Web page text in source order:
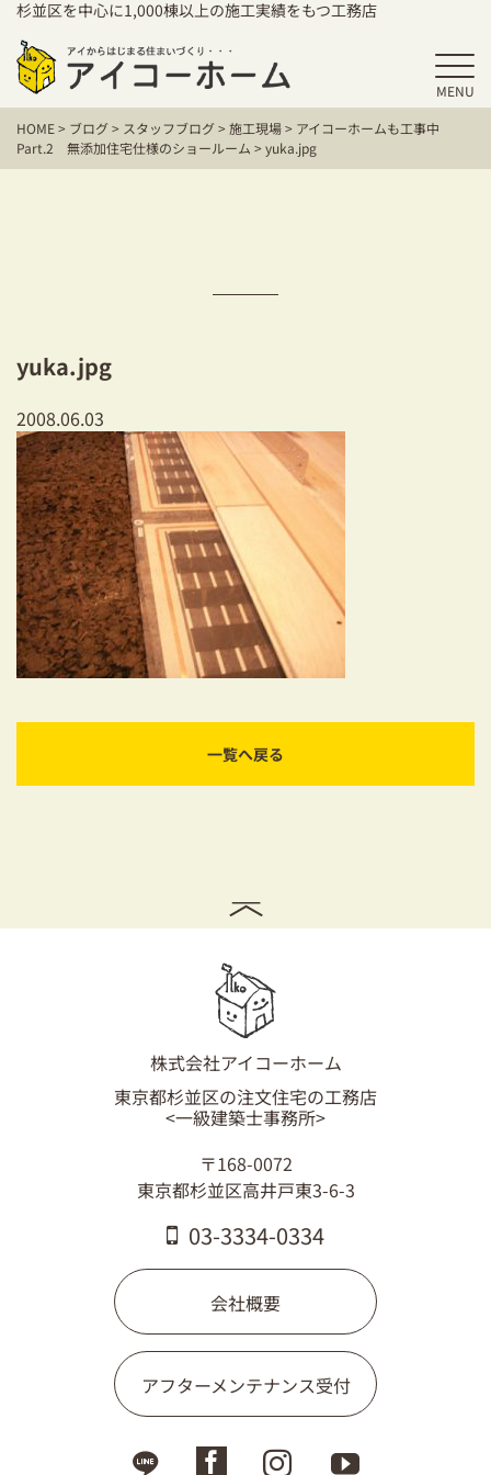
杉並区を中心に1,000棟以上の施工実績をもつ工務店
MENU
HOME
アイコーホームの家づくり
保証／アフターサポート
建て替えをお考えの方
耐震対策も安心の家づくり
リフォーム・リノベーションをお考えの方
必見！土地からお探しの方へ
資金計画についてのご相談
ショールーム
お知らせ
03-3334-0334
HOME> ブログ> スタッフブログ>施工現場> アイコーホームも工事中
Part.2 無添加住宅仕様のショールーム >yuka.jpg
yuka.jpg
2008.06.03
一覧へ戻る
株式会社アイコーホーム
東京都杉並区の注文住宅の工務店
<一級建築士事務所>
〒168-0072
東京都杉並区高井戸東3-6-3
03-3334-0334
会社概要
アフターメンテナンス受付